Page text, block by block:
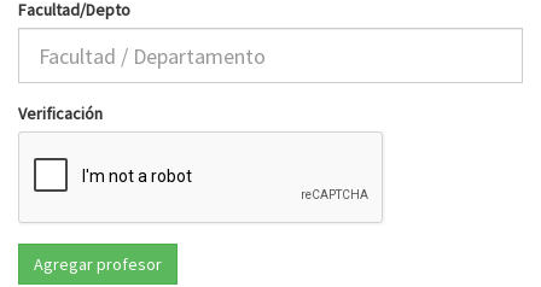
Facultad/Depto
Verificación